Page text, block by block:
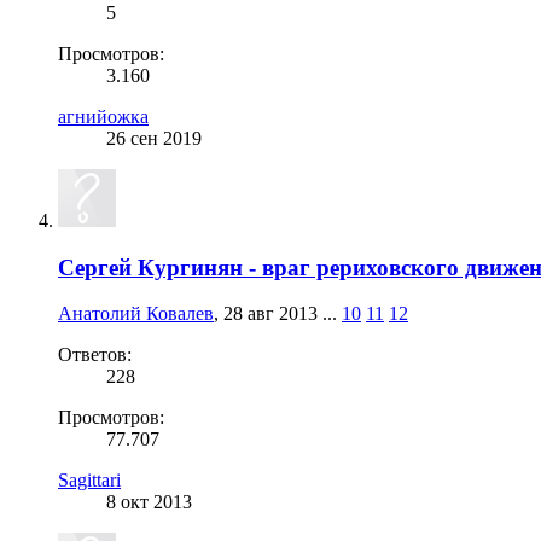
5
Просмотров:
3.160
агнийожка
26 сен 2019
Сергей Кургинян - враг рериховского
Анатолий Ковалев, 28 авг 2013 ... 10 11 12
Ответов:
228
Просмотров:
77.707
Sagittari
8 окт 2013